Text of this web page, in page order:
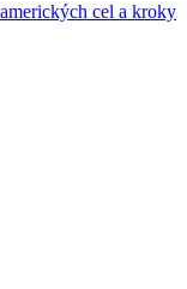
cel a kroky